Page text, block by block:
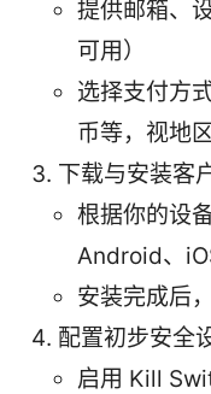
提供邮箱、
可用）
选择支付方
币等，视地
下载与安装客
根据你的设
Android、
安装完成后
配置初步安全
启用 Kill